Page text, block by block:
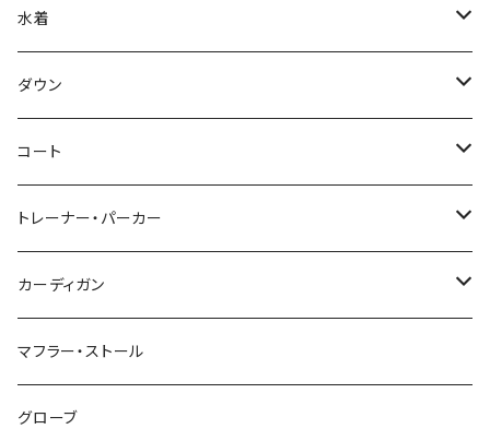
水着
～44/S
46/M
48/L
50/XL～
ダウン
～44/S
46/M
48/L
50/XL～
コート
～44/S
46/M
48/L
50/XL～
トレーナー・パーカー
～44/S
46/M
48/L
カーディガン
～44/S
46/M
マフラー・ストール
グローブ